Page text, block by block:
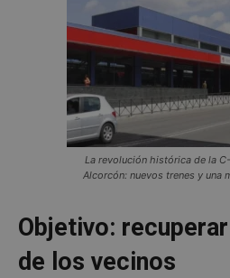
La revolución histórica de la
Alcorcón: nuevos trenes y una
Objetivo:
de los vecinos
PHPSESSID